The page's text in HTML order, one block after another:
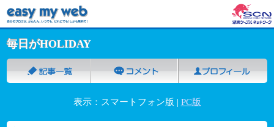
毎日がHOLIDAY
表示：スマートフォン版 | PC版